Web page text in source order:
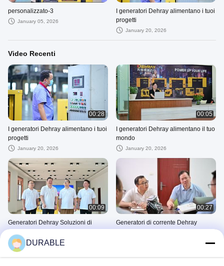
personalizzato-3
January 05, 2026
I generatori Dehray alimentano i tuoi
progetti
January 20, 2026
Video Recenti
00:28
I generatori Dehray alimentano i tuoi
progetti
January 20, 2026
00:05
I generatori Dehray alimentano il tuo
mondo
January 20, 2026
00:09
Generatori Dehray Soluzioni di
alimentazione affidabili
January 20, 2026
00:27
Generatori di corrente Dehray
DURABLE